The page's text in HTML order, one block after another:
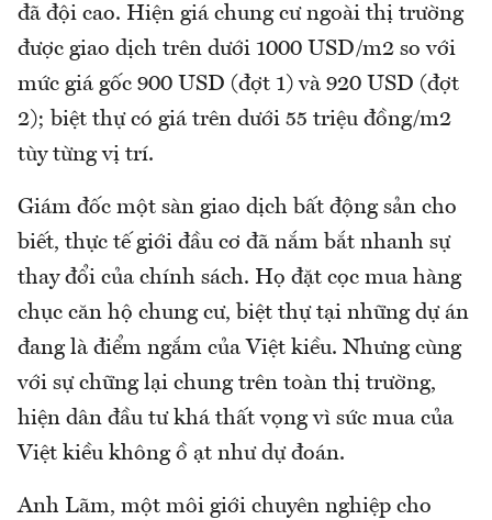
đã đội cao. Hiện giá chung cư ngoài thị trường
được giao dịch trên dưới 1000 USD/m2 so với
mức giá gốc 900 USD (đợt 1) và 920 USD (đợt
2); biệt thự có giá trên dưới 55 triệu đồng/m2
tùy từng vị trí.
Giám đốc một sàn giao dịch bất động sản cho
biết, thực tế giới đầu cơ đã nắm bắt nhanh sự
thay đổi của chính sách. Họ đặt cọc mua hàng
chục căn hộ chung cư, biệt thự tại những dự án
đang là điểm ngắm của Việt kiều. Nhưng cùng
với sự chững lại chung trên toàn thị trường,
hiện dân đầu tư khá thất vọng vì sức mua của
Việt kiều không ồ ạt như dự đoán.
Anh Lãm, một môi giới chuyên nghiệp cho